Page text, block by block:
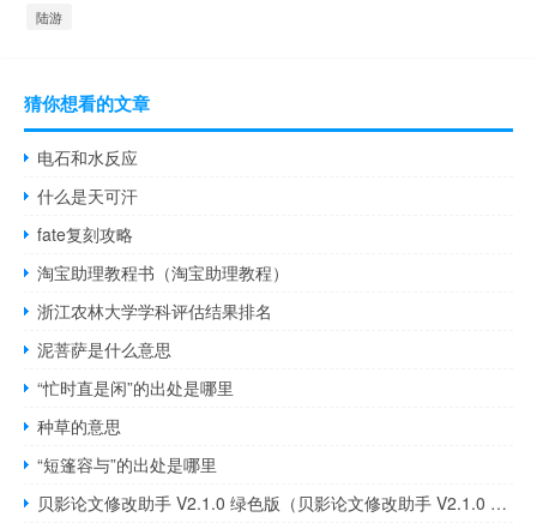
陆游
猜你想看的文章
电石和水反应
什么是天可汗
fate复刻攻略
淘宝助理教程书（淘宝助理教程）
浙江农林大学学科评估结果排名
泥菩萨是什么意思
“忙时直是闲”的出处是哪里
种草的意思
“短篷容与”的出处是哪里
贝影论文修改助手 V2.1.0 绿色版（贝影论文修改助手 V2.1.0 绿色版功能简介）